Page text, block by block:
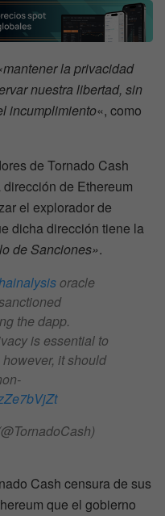
la privacidad
nuestra libertad, sin
incumplimiento«, como
de Tornado Cash
de Ethereum
el explorador de
dicha dirección tiene la
de Sanciones».
oracle
the dapp.
is essential to
it should
Cash censura de sus
que el gobierno